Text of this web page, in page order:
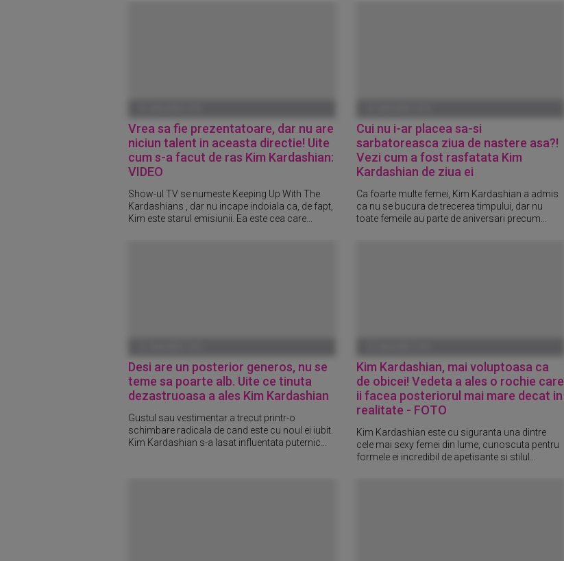
Vrea sa fie prezentatoare, dar nu are
niciun talent in aceasta directie! Uite
cum s-a facut de ras Kim Kardashian:
VIDEO
Show-ul TV se numeste Keeping Up With The
Kardashians , dar nu incape indoiala ca, de fapt,
Kim este starul emisiunii. Ea este cea care...
Cui nu i-ar placea sa-si
sarbatoreasca ziua de nastere asa?!
Vezi cum a fost rasfatata Kim
Kardashian de ziua ei
Ca foarte multe femei, Kim Kardashian a admis
ca nu se bucura de trecerea timpului, dar nu
toate femeile au parte de aniversari precum...
Desi are un posterior generos, nu se
teme sa poarte alb. Uite ce tinuta
dezastruoasa a ales Kim Kardashian
Gustul sau vestimentar a trecut printr-o
schimbare radicala de cand este cu noul ei iubit.
Kim Kardashian s-a lasat influentata puternic...
Kim Kardashian, mai voluptoasa ca
de obicei! Vedeta a ales o rochie care
ii facea posteriorul mai mare decat in
realitate - FOTO
Kim Kardashian este cu siguranta una dintre
cele mai sexy femei din lume, cunoscuta pentru
formele ei incredibil de apetisante si stilul...